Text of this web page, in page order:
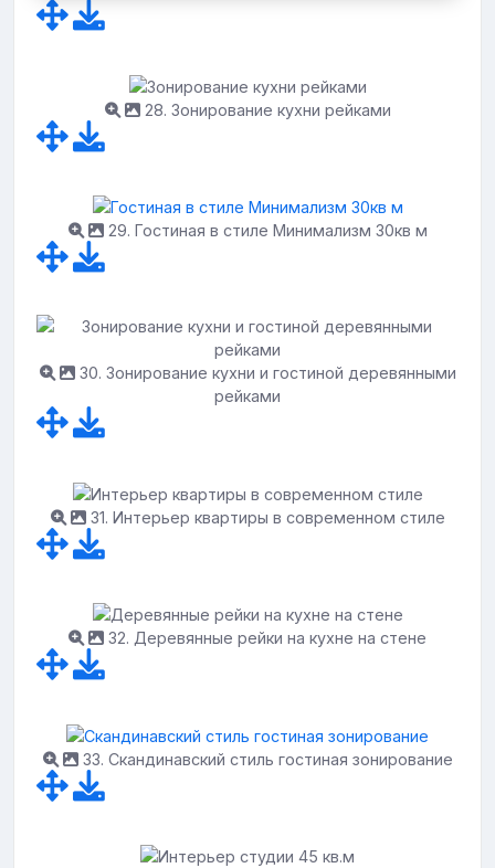
28. Зонирование кухни рейками
29. Гостиная в стиле Минимализм 30кв м
30. Зонирование кухни и гостиной деревянными
рейками
31. Интерьер квартиры в современном стиле
32. Деревянные рейки на кухне на стене
33. Скандинавский стиль гостиная зонирование